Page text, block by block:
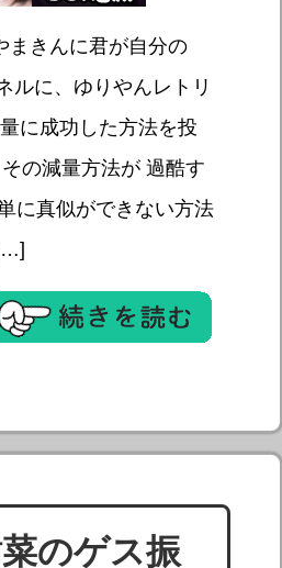
まきんに君が自分の
ルに、ゆりやんレトリ
に成功した方法を投
の減量方法が 過酷す
に真似ができない方法
のゲス振